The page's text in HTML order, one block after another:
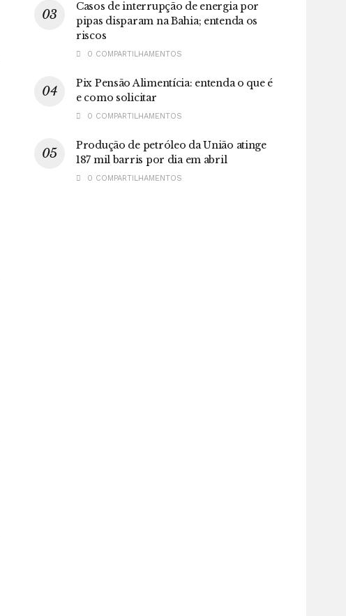
Casos de interrupção de energia por
pipas disparam na Bahia; entenda os
riscos
0 COMPARTILHAMENTOS
Pix Pensão Alimentícia: entenda o que é
e como solicitar
0 COMPARTILHAMENTOS
Produção de petróleo da União atinge
187 mil barris por dia em abril
0 COMPARTILHAMENTOS